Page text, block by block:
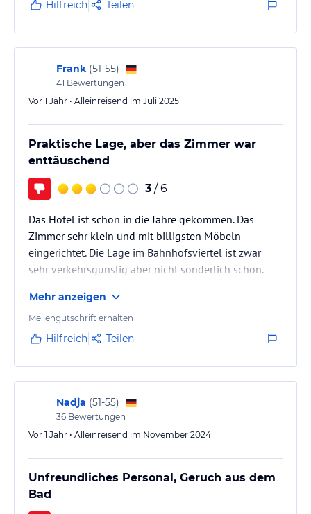
Hilfreich Teilen
Frank (51-55)
41 Bewertungen
Vor 1 Jahr • Alleinreisend im Juli 2025
Praktische Lage, aber das Zimmer war
enttäuschend
3 / 6
Das Hotel ist schon in die Jahre gekommen. Das
Zimmer sehr klein und mit billigsten Möbeln
eingerichtet. Die Lage im Bahnhofsviertel ist zwar
sehr verkehrsgünstig aber nicht sonderlich schön.
gleichen Preis besseres.
Mehr anzeigen
Meilengutschrift erhalten
Hilfreich Teilen
Nadja (51-55)
36 Bewertungen
Vor 1 Jahr • Alleinreisend im November 2024
Unfreundliches Personal, Geruch aus dem
Bad